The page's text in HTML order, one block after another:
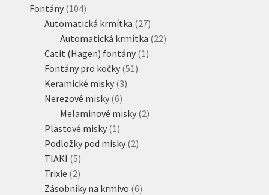
Fontány 104104
produktů
Automatická krmítka 2727
produktů
Automatická krmítka 2222
Catit (Hagen) fontány 1 1
Fontány pro kočky 51 51
Keramické misky 33
Nerezové misky 66
produktů
Melaminové misky 22
Plastové misky 1 1
produkt
Podložky pod misky 22
TIAKI 55
produktů
Trixie 22
produkty
Zásobníky na krmivo 66